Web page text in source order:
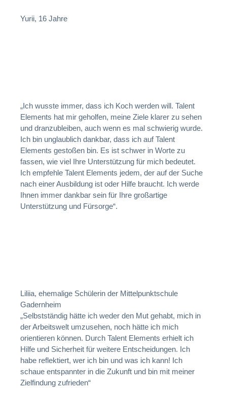
Yurii, 16 Jahre
„Ich wusste immer, dass ich Koch werden will. Talent
Elements hat mir geholfen, meine Ziele klarer zu sehen
und dranzubleiben, auch wenn es mal schwierig wurde.
Ich bin unglaublich dankbar, dass ich auf Talent
Elements gestoßen bin. Es ist schwer in Worte zu
fassen, wie viel Ihre Unterstützung für mich bedeutet.
Ich empfehle Talent Elements jedem, der auf der Suche
nach einer Ausbildung ist oder Hilfe braucht. Ich werde
Ihnen immer dankbar sein für Ihre großartige
Unterstützung und Fürsorge“.
Liliia, ehemalige Schülerin der Mittelpunktschule
Gadernheim
„Selbstständig hätte ich weder den Mut gehabt, mich in
der Arbeitswelt umzusehen, noch hätte ich mich
orientieren können. Durch Talent Elements erhielt ich
Hilfe und Sicherheit für weitere Entscheidungen. Ich
habe reflektiert, wer ich bin und was ich kann! Ich
schaue entspannter in die Zukunft und bin mit meiner
Zielfindung zufrieden“